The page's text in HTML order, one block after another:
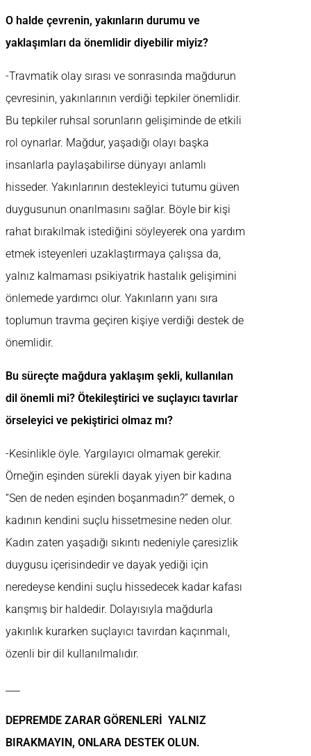
O halde çevrenin, yakınların durumu ve
yaklaşımları da önemlidir diyebilir miyiz?
-Travmatik olay sırası ve sonrasında mağdurun
çevresinin, yakınlarının verdiği tepkiler önemlidir.
Bu tepkiler ruhsal sorunların gelişiminde de etkili
rol oynarlar. Mağdur, yaşadığı olayı başka
insanlarla paylaşabilirse dünyayı anlamlı
hisseder. Yakınlarının destekleyici tutumu güven
duygusunun onarılmasını sağlar. Böyle bir kişi
rahat bırakılmak istediğini söyleyerek ona yardım
etmek isteyenleri uzaklaştırmaya çalışsa da,
yalnız kalmaması psikiyatrik hastalık gelişimini
önlemede yardımcı olur. Yakınların yanı sıra
toplumun travma geçiren kişiye verdiği destek de
önemlidir.
Bu süreçte mağdura yaklaşım şekli, kullanılan
dil önemli mi? Ötekileştirici ve suçlayıcı tavırlar
örseleyici ve pekiştirici olmaz mı?
-Kesinlikle öyle. Yargılayıcı olmamak gerekir.
Örneğin eşinden sürekli dayak yiyen bir kadına
“Sen de neden eşinden boşanmadın?” demek, o
kadının kendini suçlu hissetmesine neden olur.
Kadın zaten yaşadığı sıkıntı nedeniyle çaresizlik
duygusu içerisindedir ve dayak yediği için
neredeyse kendini suçlu hissedecek kadar kafası
karışmış bir haldedir. Dolayısıyla mağdurla
yakınlık kurarken suçlayıcı tavırdan kaçınmalı,
özenli bir dil kullanılmalıdır.
DEPREMDE ZARAR GÖRENLERİ YALNIZ
BIRAKMAYIN, ONLARA DESTEK OLUN.